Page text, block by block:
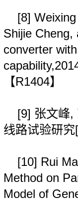
[8]
Shijie Cheng,
converter
【R1404】
[9] 张文峰,
线路试验研究
[10] Rui
Method on
Model of